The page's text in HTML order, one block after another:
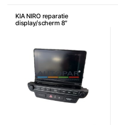
KIA NIRO reparatie
display/scherm 8″